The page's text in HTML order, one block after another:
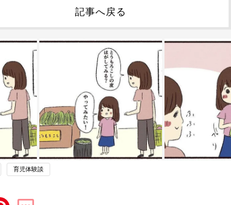
記事へ戻る
育児体験談